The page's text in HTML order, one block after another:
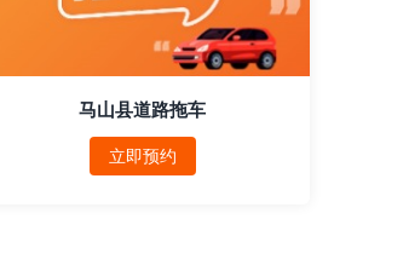
马山县道路拖车
立即预约